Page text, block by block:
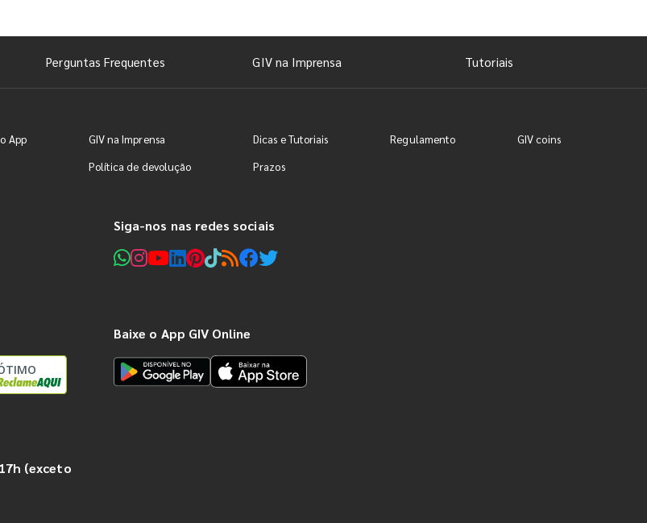
Perguntas Frequentes GIV na Imprensa Tutoriais
App GIV na Imprensa Dicas e Tutoriais Regulamento
GIV coins
Política de devolução Prazos
Siga-nos nas redes sociais
Baixe o App GIV Online
(exceto